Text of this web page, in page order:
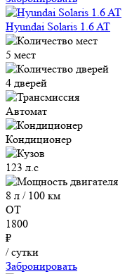
Hyundai Solaris 1.6 AT
5 мест
4 дверей
Автомат
Кондиционер
123 л.с
8 л / 100 км
ОТ
1800
₽
/ сутки
Забронировать